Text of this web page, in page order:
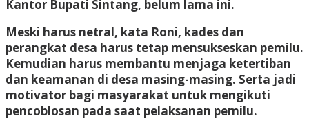
Kantor Bupati Sintang, belum lama ini.
Meski harus netral, kata Roni, kades dan
perangkat desa harus tetap mensukseskan pemilu.
Kemudian harus membantu menjaga ketertiban
dan keamanan di desa masing-masing. Serta jadi
motivator bagi masyarakat untuk mengikuti
pencoblosan pada saat pelaksanan pemilu.